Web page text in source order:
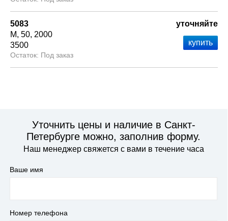
5083
М 50 2000
3500
Под заказ
уточняйте
Уточнить цены и наличие в Санкт-
Петербурге можно, заполнив форму.
Наш менеджер свяжется с вами в течение часа
Ваше имя
Номер телефона